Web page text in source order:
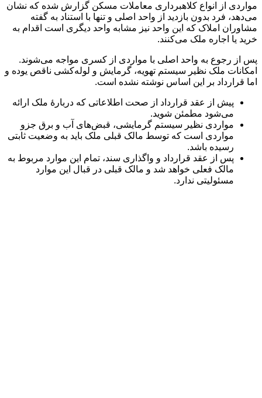
مواردی از انواع کلاهبرداری معاملات مسکن گزارش شده که نشان
می‌دهد، فرد بدون بازدید از واحد اصلی و تنها با استناد به گفته
مشاوران املاک که این واحد نیز مشابه واحد دیگری است اقدام به
خرید یا اجاره ملک می‌کنند.
پس از رجوع به واحد اصلی با مواردی از کسری مواجه می‌شوند.
امکانات ملک نظیر سیستم تهویه، گرمایش و لوله‌کشی ناقص یوده و
اما قرارداد بر این اساس نوشته نشده است.
پیش از عقد قرارداد از صحت اطلاعاتی که دربارۀ ملک ارائه
می‌شود مطمئن شوید.
مواردی نظیر سیستم گرمایشی، قبض‌های آب و برق جزو
مواردی است که توسط مالک قبلی ملک باید به وضعیت ثابتی
رسیده باشد.
پس از عقد قرارداد و واگذاری سند، تمام این موارد مربوط به
مالک فعلی خواهد شد و مالک قبلی در قبال این موارد
مسئولیتی ندارد.